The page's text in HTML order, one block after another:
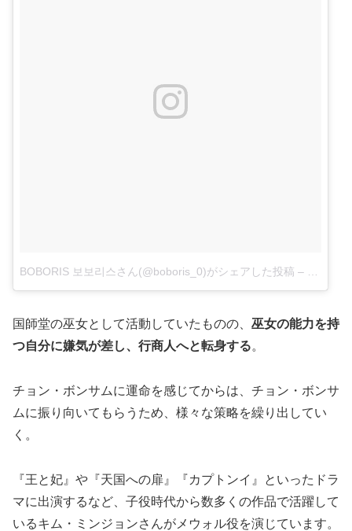
BOBORIS 보보리스さん(@boboris_0)がシェアした投稿 –
国師堂の巫女として活動していたものの、 巫女の能力を持
つ自分に嫌気が差し、行商人へと転身する。
チョン・ボンサムに運命を感じてからは、チョン・ボンサ
ムに振り向いてもらうため、様々な策略を繰り出してい
く。
『王と妃』や『天国への扉』『カプトンイ』といったドラ
マに出演するなど、子役時代から数多くの作品で活躍して
いるキム・ミンジョンさんがメウォル役を演じています。